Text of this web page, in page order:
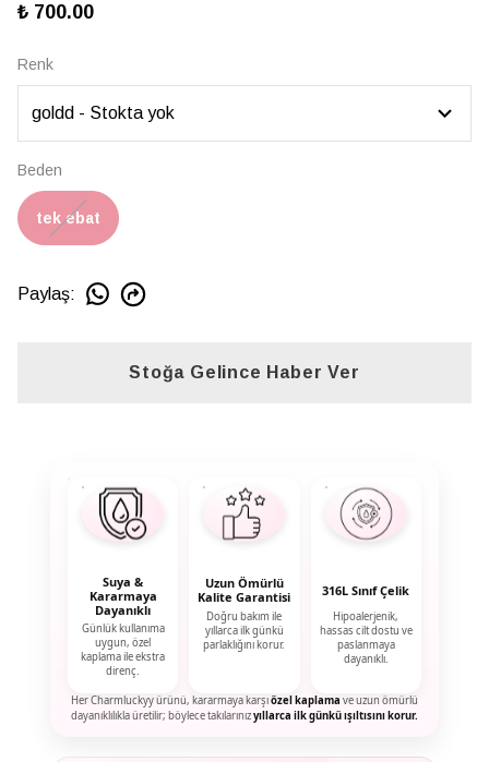
₺ 700.00
Renk
Beden
tek ebat
Paylaş:
Stoğa Gelince Haber Ver
Suya &
Kararmaya
Dayanıklı
Günlük kullanıma
uygun, özel
kaplama ile ekstra
direnç.
Uzun Ömürlü
Kalite Garantisi
Doğru bakım ile
yıllarca ilk günkü
parlaklığını korur.
316L Sınıf Çelik
Hipoalerjenik,
hassas cilt dostu ve
paslanmaya
dayanıklı.
Her Charmluckyy ürünü, kararmaya karşıözel kaplama ve uzun ömürlü
dayanıklılıkla üretilir; böylece takılarınızyıllarca ilk günkü ışıltısını korur.